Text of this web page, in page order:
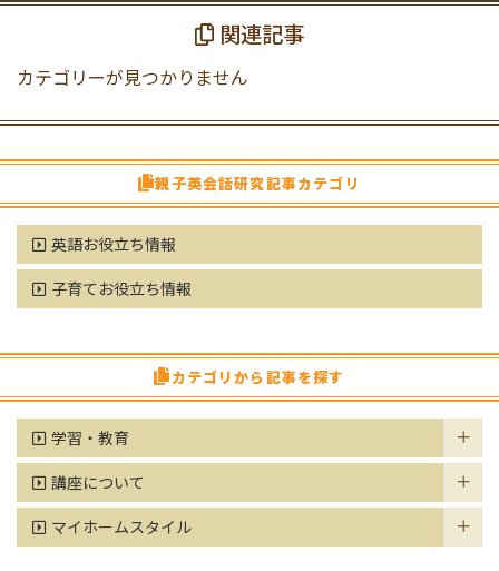
関連記事
カテゴリーが見つかりません
親子英会話研究記事カテゴリ
英語お役立ち情報
子育てお役立ち情報
カテゴリから記事を探す
学習・教育
講座について
マイホームスタイル